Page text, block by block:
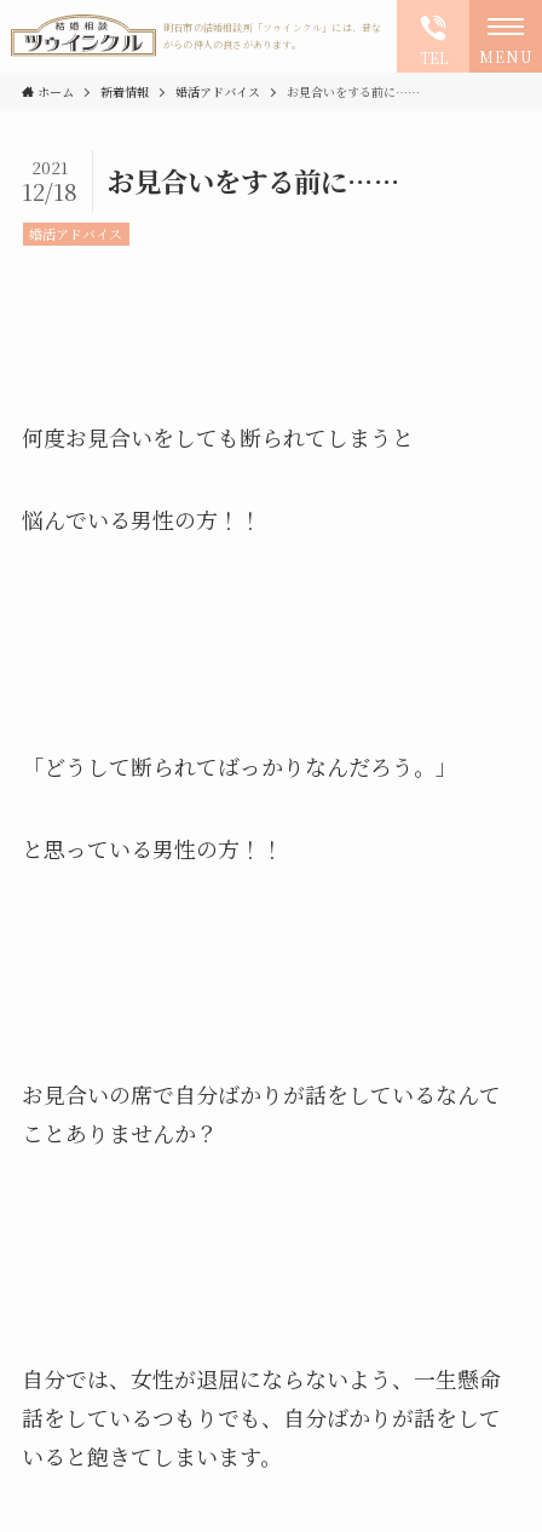
明石市の結婚相談所「ツゥインクル」には、昔な
がらの仲人の良さがあります。
TEL MENU
ホーム 新着情報 婚活アドバイス お見合いをする前に……
お見合いをする前に……
2021
12/18
婚活アドバイス
何度お見合いをしても断られてしまうと
悩んでいる男性の方！！
「どうして断られてばっかりなんだろう。」
と思っている男性の方！！
お見合いの席で自分ばかりが話をしているなんて
ことありませんか？
自分では、女性が退屈にならないよう、一生懸命
話をしているつもりでも、自分ばかりが話をして
いると飽きてしまいます。